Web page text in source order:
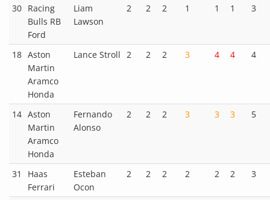
30 Racing
Bulls RB
Ford
Liam
Lawson
2 2 2 1 1 1 3
18 Aston
Martin
Aramco
Honda
Lance Stroll 2 2 2 3 4 4 4
14 Aston
Martin
Aramco
Honda
Fernando
Alonso
2 2 2 3 3 3 5
31
Haas
Ferrari
Esteban
Ocon
2 2 2 2 2 2 3